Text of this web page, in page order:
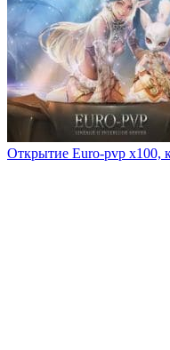
Открытие Euro-pvp x100,